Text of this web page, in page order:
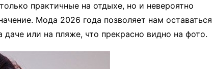
практичные на отдыхе, но и невероятно
Мода 2026 года позволяет нам оставаться
или на пляже, что прекрасно видно на фото.